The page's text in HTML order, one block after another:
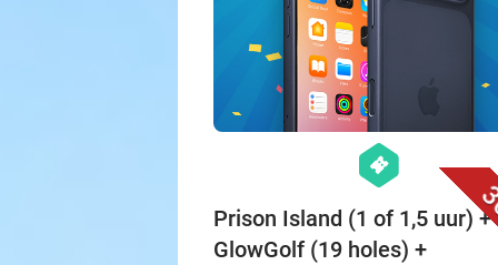
hexagon
events
Prison Island (1 of 1,5 uur)
GlowGolf (19 holes) +